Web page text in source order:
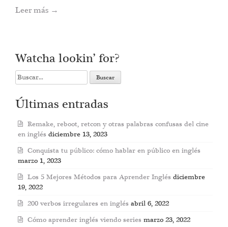
Leer más →
Watcha lookin’ for?
Search
for:
Últimas entradas
Remake, reboot, retcon y otras palabras confusas del cine
en inglés diciembre 13, 2023
Conquista tu público: cómo hablar en público en inglés
marzo 1, 2023
Los 5 Mejores Métodos para Aprender Inglés diciembre
19, 2022
200 verbos irregulares en inglés abril 6, 2022
Cómo aprender inglés viendo series marzo 23, 2022